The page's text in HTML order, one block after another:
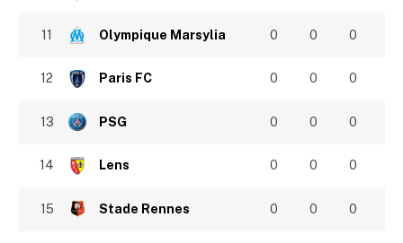
11 Olympique Marsylia 0 0 0
12 Paris FC 0 0 0
13 PSG 0 0 0
14 Lens 0 0 0
15 Stade Rennes 0 0 0